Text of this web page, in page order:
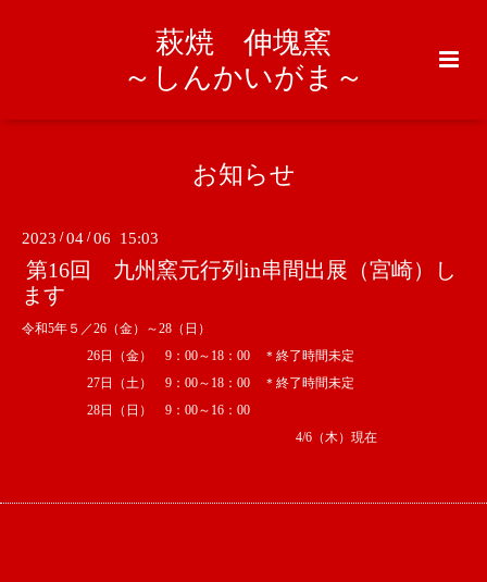
萩焼 伸塊窯
～しんかいがま～
お知らせ
2023 /04 /06 15:03
第16回 九州窯元行列in串間出展（宮崎）し
ます
令和5年５／26（金）～28（日）
26日（金） 9：00～18：00 ＊終了時間未定
27日（土） 9：00～18：00 ＊終了時間未定
28日（日） 9：00～16：00
4/6（木）現在